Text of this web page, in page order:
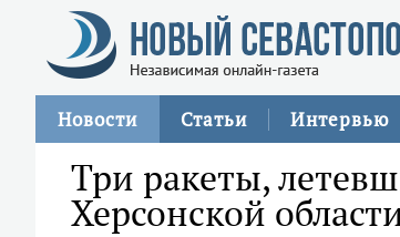
Новости Статьи Интервью
Три ракеты,
Херсонской